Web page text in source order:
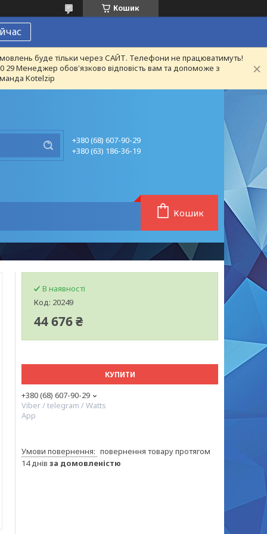
Кошик
буде тільки через САЙТ. Телефони не працюватимуть!
29 Менеджер обов'язково відповість вам та допоможе з
Kotelzip
+380 (68) 607-90-29
+380 (63) 186-36-19
Кошик
В наявності
Код: 20249
44 676 ₴
КУПИТИ
+380 (68) 607-90-29
Viber / telegram / Watts
App
повернення товару протягом
14 днів за домовленістю